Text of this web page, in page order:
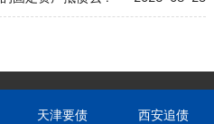
天津要债 西安追债